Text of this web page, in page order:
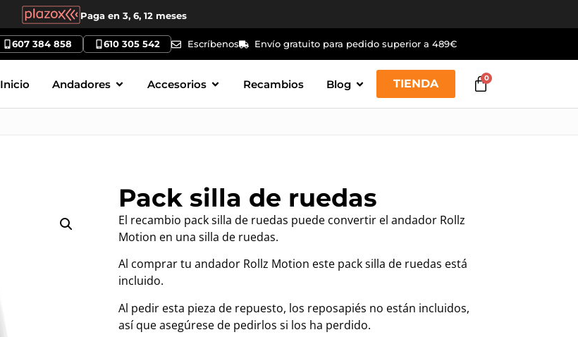
Paga en 3, 6, 12 meses
607 384 858 610 305 542 Escríbenos Envío gratuito para pedido superior a 489€
Inicio Andadores Accesorios Recambios Blog TIENDA 0
Pack silla de ruedas
El recambio pack silla de ruedas puede convertir el andador Rollz
Motion en una silla de ruedas.
Al comprar tu andador Rollz Motion este pack silla de ruedas está
incluido.
Al pedir esta pieza de repuesto, los reposapiés no están incluidos,
así que asegúrese de pedirlos si los ha perdido.